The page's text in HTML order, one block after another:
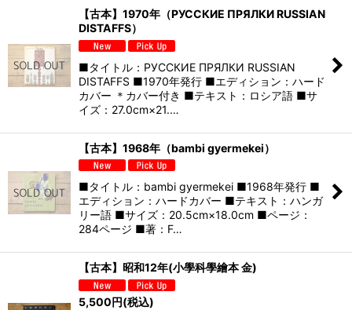
【古本】1970年（РУССКИЕ ПРЯЛКИ RUSSIAN
DISTAFFS）
■タイトル：РУССКИЕ ПРЯЛКИ RUSSIAN
DISTAFFS ■1970年発行 ■エディション：ハード
カバー ＊カバー付き ■テキスト：ロシア語 ■サ
イズ：27.0cm×21.…
【古本】1968年（bambi gyermekei）
■タイトル：bambi gyermekei ■1968年発行 ■
エディション：ハードカバー ■テキスト：ハンガ
リー語 ■サイズ：20.5cm×18.0cm ■ページ：
284ページ ■著：F…
【古本】昭和12年(小學科學繪本 金)
5,500円(税込)